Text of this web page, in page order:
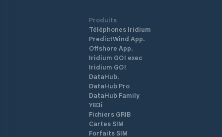
Produits
Téléphones Iridium
PredictWind App.
Offshore App.
Iridium GO! exec
Iridium GO!
DataHub.
DataHub Pro
DataHub Family
YB3i
Fichiers GRIB
Cartes SIM
Forfaits SIM